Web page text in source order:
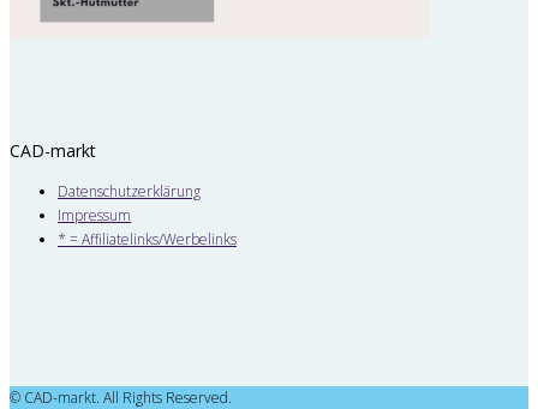
CAD-markt
Datenschutzerklärung
Impressum
* = Affiliatelinks/Werbelinks
© CAD-markt. All Rights Reserved.